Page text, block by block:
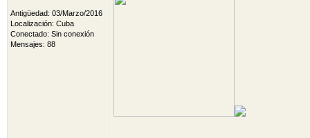
Antigüedad: 03/Marzo/2016
Localización: Cuba
Conectado: Sin conexión
Mensajes: 88